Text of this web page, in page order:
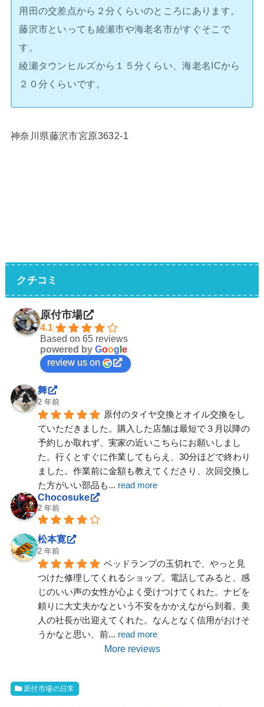
用田の交差点から２分くらいのところにあります。
藤沢市といっても綾瀬市や海老名市がすぐそこで
す。
綾瀬タウンヒルズから１５分くらい、海老名ICから
２０分くらいです。
神奈川県藤沢市宮原3632-1
クチコミ
原付市場
4.1
Based on 65 reviews
powered by Goog e
review us on
舞
2 年前
原付のタイヤ交換とオイル交換をし
ていただきました。購入した店舗は最短で３月以降の
予約しか取れず、実家の近いこちらにお願いしまし
た。行くとすぐに作業してもらえ、30分ほどで終わり
ました。作業前に金額も教えてくださり、次回交換し
た方がいい部品も... read more
Chocosuke
2 年前
松本寛
2 年前
ベッドランプの玉切れで、やっと見
つけた修理してくれるショップ。電話してみると、感
じのいい声の女性が心よく受けつけてくれた。ナビを
頼りに大丈夫かなという不安をかかえながら到着。美
人の社長が出迎えてくれた。なんとなく信用がおけそ
うかなと思い、前... read more
More reviews
原付市場の日常